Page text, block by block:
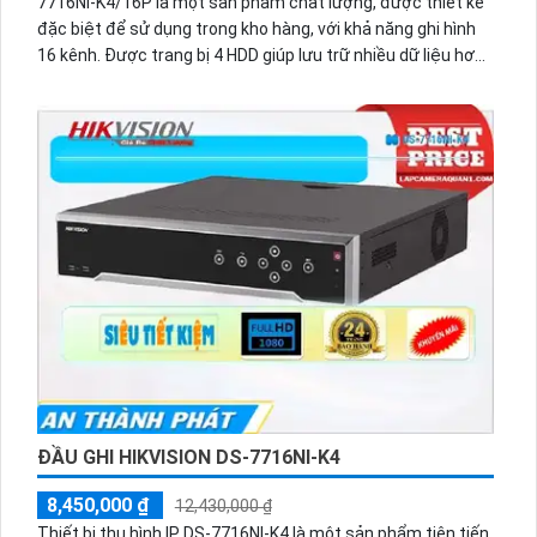
đặc biệt để sử dụng trong kho hàng, với khả năng ghi hình
16 kênh. Được trang bị 4 HDD giúp lưu trữ nhiều dữ liệu hơn.
truyền tải qua mạng. Chức năng ưu việt của thiết bị này là
thu hình ổn định và cấp nguồn qua cổng RJ45. Hỗ trợ định
dạng nén video H.265+/H.265/H.264+/H.264.
ĐẦU GHI HIKVISION DS-7716NI-K4
8,450,000 ₫
12,430,000 ₫